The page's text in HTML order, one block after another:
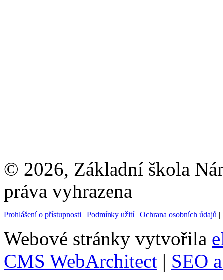
© 2026, Základní škola
práva vyhrazena
Prohlášení o přístupnosti | Podmínky užití| Ochrana osobních údajů |
Webové stránky vytvořila
CMS WebArchitect | SEO